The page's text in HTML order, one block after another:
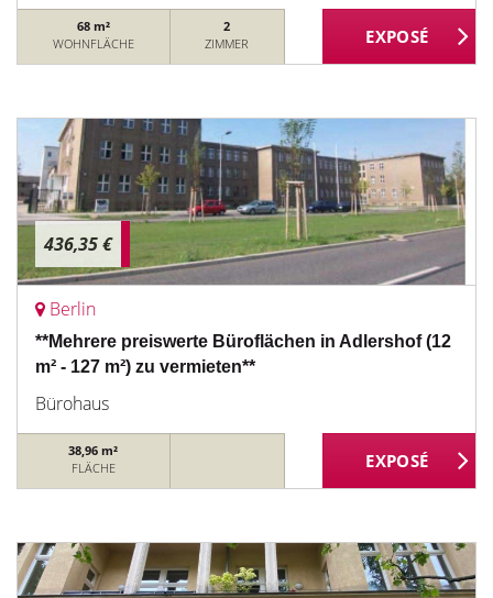
68 m²
WOHNFLÄCHE
2
ZIMMER
436,35 €
Berlin
**Mehrere preiswerte Büroflächen in Adlershof (12
m² - 127 m²) zu vermieten**
Bürohaus
38,96 m²
FLÄCHE